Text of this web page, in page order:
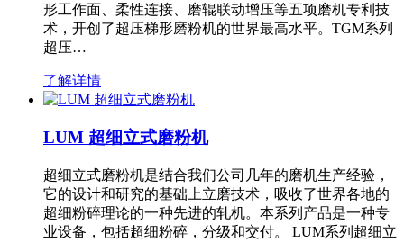
形工作面、柔性连接、磨辊联动增压等五项磨机专利技
术，开创了超压梯形磨粉机的世界最高水平。TGM系列
超压…
了解详情
LUM 超细立式磨粉机
超细立式磨粉机是结合我们公司几年的磨机生产经验，
它的设计和研究的基础上立磨技术，吸收了世界各地的
超细粉碎理论的一种先进的轧机。本系列产品是一种专
业设备，包括超细粉碎，分级和交付。 LUM系列超细立